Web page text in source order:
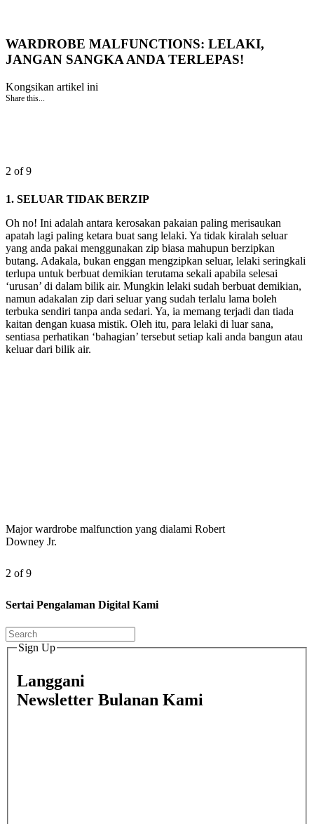
WARDROBE MALFUNCTIONS: LELAKI,
JANGAN SANGKA ANDA TERLEPAS!
Kongsikan artikel ini
Share this...
2 of 9
1. SELUAR TIDAK BERZIP
Oh no! Ini adalah antara kerosakan pakaian paling merisaukan
apatah lagi paling ketara buat sang lelaki. Ya tidak kiralah seluar
yang anda pakai menggunakan zip biasa mahupun berzipkan
butang. Adakala, bukan enggan mengzipkan seluar, lelaki seringkali
terlupa untuk berbuat demikian terutama sekali apabila selesai
‘urusan’ di dalam bilik air. Mungkin lelaki sudah berbuat demikian,
namun adakalan zip dari seluar yang sudah terlalu lama boleh
terbuka sendiri tanpa anda sedari. Ya, ia memang terjadi dan tiada
kaitan dengan kuasa mistik. Oleh itu, para lelaki di luar sana,
sentiasa perhatikan ‘bahagian’ tersebut setiap kali anda bangun atau
keluar dari bilik air.
Major wardrobe malfunction yang dialami Robert
Downey Jr.
2 of 9
Sertai Pengalaman Digital Kami
Sign Up
Langgani
Newsletter Bulanan Kami